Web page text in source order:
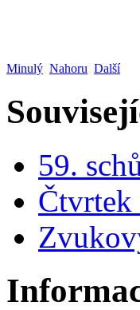
Minulý Nahoru Další
59.
Čtvrtek